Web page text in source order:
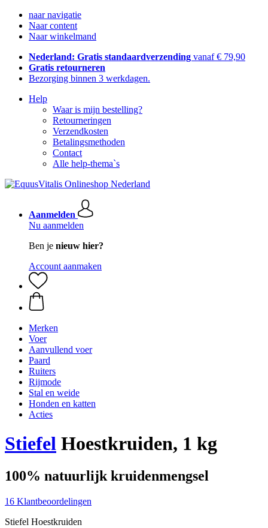
naar navigatie
Naar content
Naar winkelmand
Nederland: Gratis standaardverzending vanaf € 79,90
Gratis retourneren
Bezorging binnen 3 werkdagen.
Help
Waar is mijn bestelling?
Retourneringen
Verzendkosten
Betalingsmethoden
Contact
Alle help-thema`s
Aanmelden
Nu aanmelden
Ben je nieuw hier?
Account aanmaken
Merken
Voer
Aanvullend voer
Paard
Ruiters
Rijmode
Stal en weide
Honden en katten
Acties
Stiefel Hoestkruiden, 1 kg
100% natuurlijk kruidenmengsel
16 Klantbeoordelingen
Stiefel Hoestkruiden